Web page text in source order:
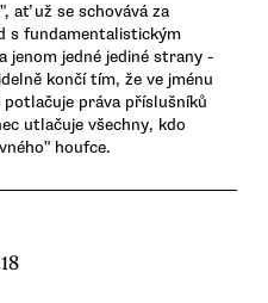
ať už se schovává za
s fundamentalistickým
jenom jedné jediné strany -
končí tím, že ve jménu
práva příslušníků
utlačuje všechny, kdo
houfce.